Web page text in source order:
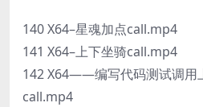
140 X64–星魂加点call.mp4
141 X64–上下坐骑call.mp4
142 X64——编写代码测试调用
call.mp4